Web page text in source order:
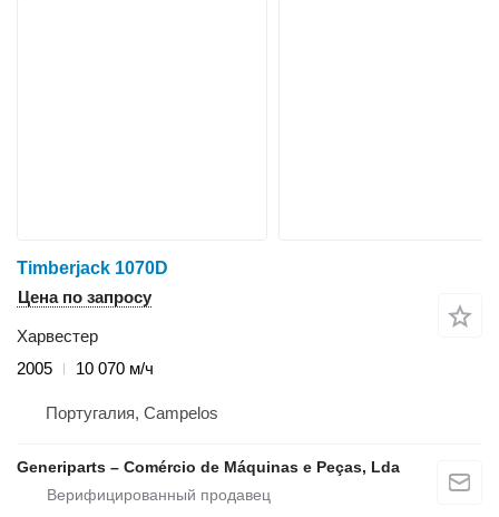
Timberjack 1070D
Цена по запросу
Харвестер
2005
10 070 м/ч
Португалия, Campelos
Generiparts – Comércio de Máquinas e Peças, Lda